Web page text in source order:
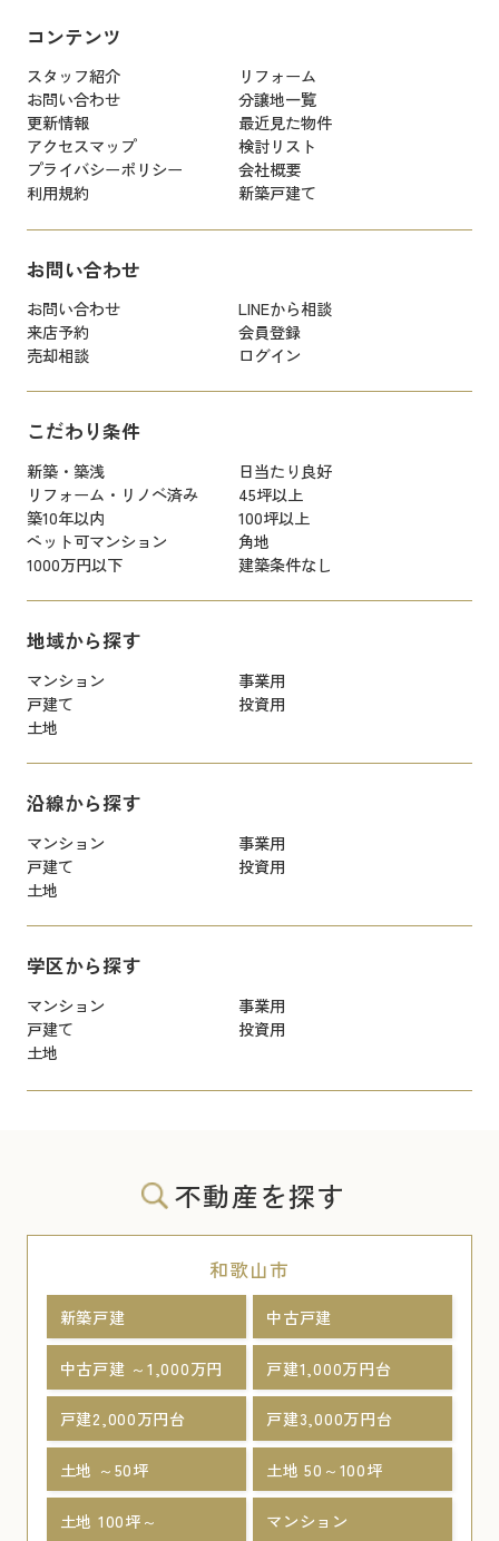
コンテンツ
スタッフ紹介
リフォーム
お問い合わせ
分譲地一覧
更新情報
最近見た物件
アクセスマップ
検討リスト
プライバシーポリシー
会社概要
利用規約
新築戸建て
お問い合わせ
お問い合わせ
LINEから相談
来店予約
会員登録
売却相談
ログイン
こだわり条件
新築・築浅
日当たり良好
リフォーム・リノベ済み
45坪以上
築10年以内
100坪以上
ペット可マンション
角地
1000万円以下
建築条件なし
地域から探す
マンション
事業用
戸建て
投資用
土地
沿線から探す
マンション
事業用
戸建て
投資用
土地
学区から探す
マンション
事業用
戸建て
投資用
土地
不動産を探す
和歌山市
新築戸建 中古戸建
中古戸建 ～1,000万円 戸建1,000万円台
戸建2,000万円台 戸建3,000万円台
土地 ～50坪 土地 50～100坪
土地 100坪～ マンション